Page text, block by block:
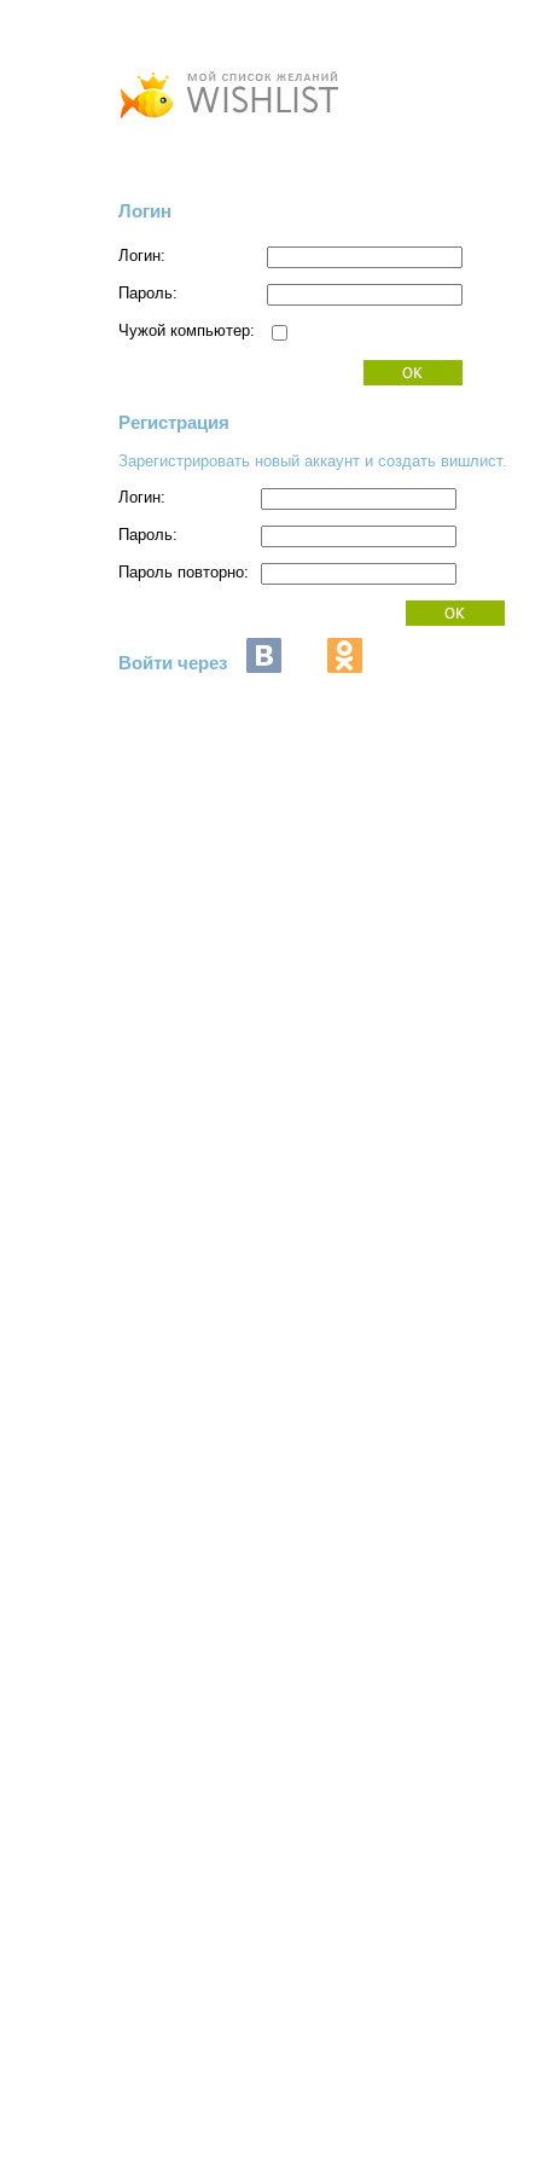
Логин
Логин:
Пароль:
Чужой компьютер:
Регистрация
Зарегистрировать новый аккаунт и создать вишлист.
Логин:
Пароль:
Пароль повторно:
Войти через